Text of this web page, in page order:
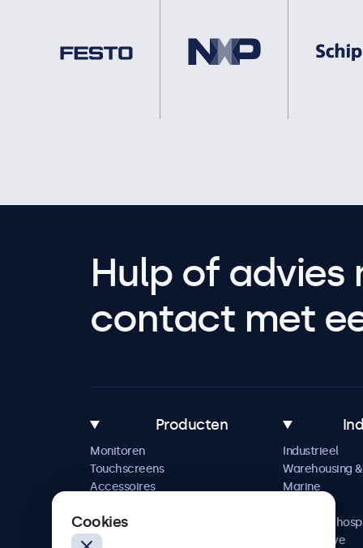
Hulp of advies
contact met
Producten
Monitoren
Touchscreens
Accessoires
Industrieel
Warehousing
Marine
Horeca &
Automotive
Cookies